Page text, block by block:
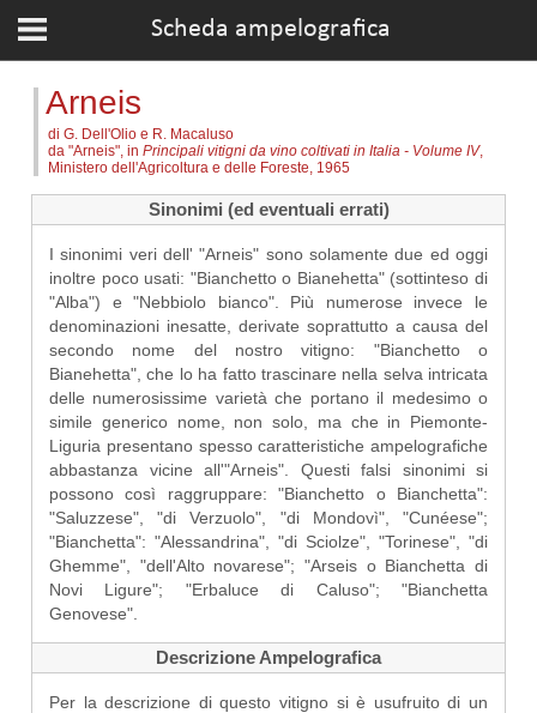
Scheda ampelografica
Arneis
di G. Dell'Olio e R. Macaluso
da "Arneis", in Principali vitigni da vino coltivati in Italia - Volume IV,
Ministero dell'Agricoltura e delle Foreste, 1965
Sinonimi (ed eventuali errati)
I sinonimi veri dell' "Arneis" sono solamente due ed oggi
inoltre poco usati: "Bianchetto o Bianehetta" (sottinteso di
"Alba") e "Nebbiolo bianco". Più numerose invece le
denominazioni inesatte, derivate soprattutto a causa del
secondo nome del nostro vitigno: "Bianchetto o
Bianehetta", che lo ha fatto trascinare nella selva intricata
delle numerosissime varietà che portano il medesimo o
simile generico nome, non solo, ma che in Piemonte-
Liguria presentano spesso caratteristiche ampelografiche
abbastanza vicine all'"Arneis". Questi falsi sinonimi si
possono così raggruppare: "Bianchetto o Bianchetta":
"Saluzzese", "di Verzuolo", "di Mondovì", "Cunéese";
"Bianchetta": "Alessandrina", "di Sciolze", "Torinese", "di
Ghemme", "dell'Alto novarese"; "Arseis o Bianchetta di
Novi Ligure"; "Erbaluce di Caluso"; "Bianchetta
Genovese".
Descrizione Ampelografica
Per la descrizione di questo vitigno si è usufruito di un